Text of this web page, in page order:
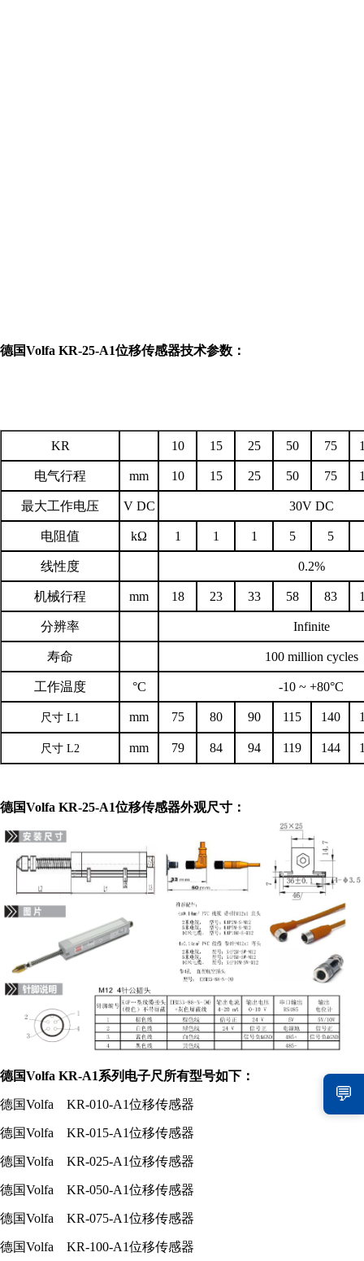
德国Volfa KR-25-A1位移传感器技术参数：
KR 10 15 25 50 75
电气行程 mm 10 15 25 50 75
最大工作电压 V DC 30V DC
电阻值 kΩ 1 1 1 5 5
线性度 0.2%
机械行程 mm 18 23 33 58 83
分辨率 Infinite
寿命 100 million cycles
工作温度 °C -10 ~ +80°C
尺寸 L1 mm 75 80 90 115 140
尺寸 L2 mm 79 84 94 119 144
德国Volfa KR-25-A1位移传感器外观尺寸：
德国Volfa KR-A1系列电子尺所有型号如下：
德国Volfa KR-010-A1位移传感器
德国Volfa KR-015-A1位移传感器
德国Volfa KR-025-A1位移传感器
德国Volfa KR-050-A1位移传感器
德国Volfa KR-075-A1位移传感器
德国Volfa KR-100-A1位移传感器
💬